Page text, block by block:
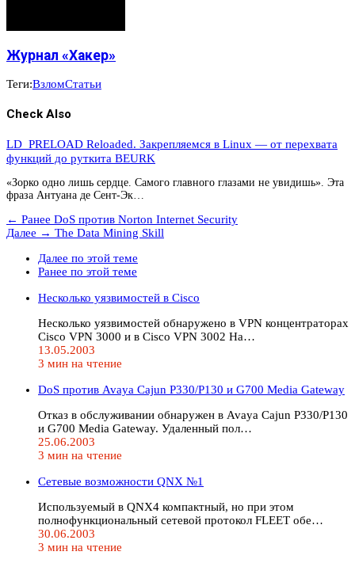
Журнал «Хакер»
Теги:ВзломСтатьи
Check Also
LD_PRELOAD Reloaded. Закрепляемся в Linux — от перехвата
функций до руткита BEURK
«Зорко одно лишь сердце. Самого главного глазами не увидишь». Эта
фраза Антуана де Сент-Эк…
← Ранее DoS против Norton Internet Security
Далее → The Data Mining Skill
Далее по этой теме
Ранее по этой теме
Несколько уязвимостей в Cisco
Несколько уязвимостей обнаружено в VPN концентраторах
Cisco VPN 3000 и в Cisco VPN 3002 Ha…
13.05.2003
3 мин на чтение
DoS против Avaya Cajun P330/P130 и G700 Media Gateway
Отказ в обслуживании обнаружен в Avaya Cajun P330/P130
и G700 Media Gateway. Удаленный пол…
25.06.2003
3 мин на чтение
Сетевые возможности QNX №1
Используемый в QNX4 компактный, но при этом
полнофункциональный сетевой протокол FLEET обе…
30.06.2003
3 мин на чтение